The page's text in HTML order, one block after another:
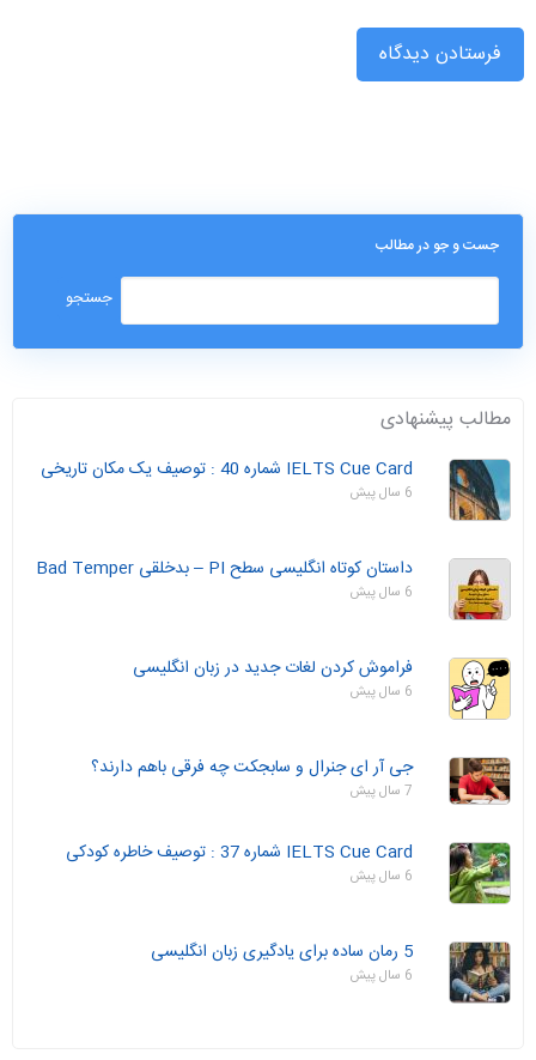
جست و جو در مطالب
مطالب پیشنهادی
IELTS Cue Card شماره 40 : توصیف یک مکان تاریخی
6 سال پیش
داستان‌ کوتاه انگلیسی سطح PI – بدخلقی Bad Temper
6 سال پیش
فراموش کردن لغات جدید در زبان انگلیسی
6 سال پیش
جی آر ای جنرال و سابجکت چه فرقی باهم دارند؟
7 سال پیش
IELTS Cue Card شماره 37 : توصیف خاطره کودکی
6 سال پیش
5 رمان ساده برای یادگیری زبان انگلیسی
6 سال پیش